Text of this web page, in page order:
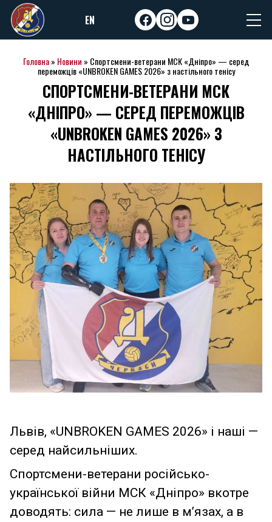
Skip
to
content
EN facebookinstagram
youtube
Головна» Новини » Спортсмени-ветерани МСК «Дніпро» — серед
переможців «UNBROKEN GAMES 2026» з настільного тенісу
СПОРТСМЕНИ-ВЕТЕРАНИ МСК
«ДНІПРО» — СЕРЕД ПЕРЕМОЖЦІВ
«UNBROKEN GAMES 2026» З
НАСТІЛЬНОГО ТЕНІСУ
Львів, «UNBROKEN GAMES 2026» і наші —
серед найсильніших.
Спортсмени-ветерани російсько-
української війни МСК «Дніпро» вкотре
доводять: сила — не лише в м’язах, а в